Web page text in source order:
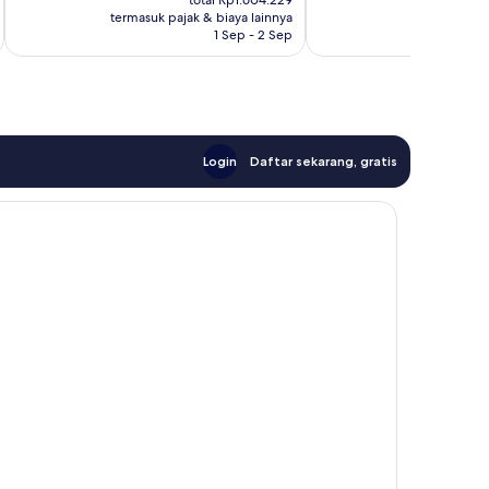
Rp1.399.545
termasuk pajak & biaya lainnya
1 Sep - 2 Sep
Login Daftar sekarang, gratis